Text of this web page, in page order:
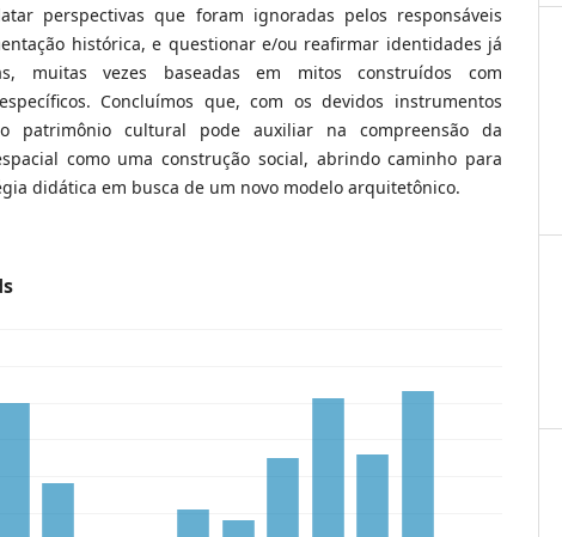
perspectivas que foram ignoradas pelos responsáveis
histórica, e questionar e/ou reafirmar identidades já
muitas vezes baseadas em mitos construídos com
Concluímos que, com os devidos instrumentos
patrimônio cultural pode auxiliar na compreensão da
como uma construção social, abrindo caminho para
didática em busca de um novo modelo arquitetônico.